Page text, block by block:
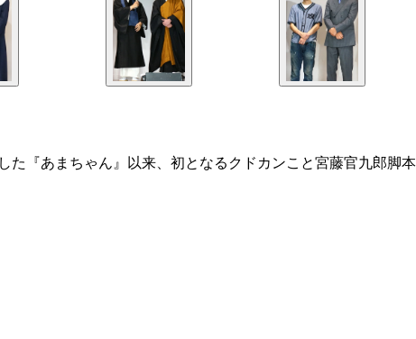
『あまちゃん』以来、初となるクドカンこと宮藤官九郎脚本